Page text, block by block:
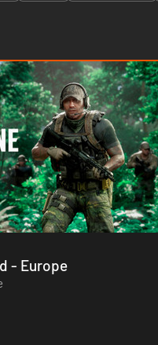
Edition standard - Europe